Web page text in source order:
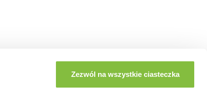
Zezwól na wszystkie ciasteczka